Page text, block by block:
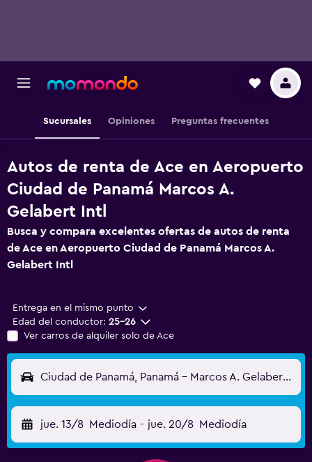
Sucursales Opiniones Preguntas frecuentes
Autos de renta de Ace en Aeropuerto
Ciudad de Panamá Marcos A.
Gelabert Intl
Busca y compara excelentes ofertas de autos de renta
de Ace en Aeropuerto Ciudad de Panamá Marcos A.
Gelabert Intl
Entrega en el mismo punto
Edad del conductor: 25-26
Ver carros de alquiler solo de Ace
Ciudad de Panamá, Panamá - Marcos A. Gelabert Intl (PAC)
jue. 13/8 Mediodía - jue. 20/8 Mediodía